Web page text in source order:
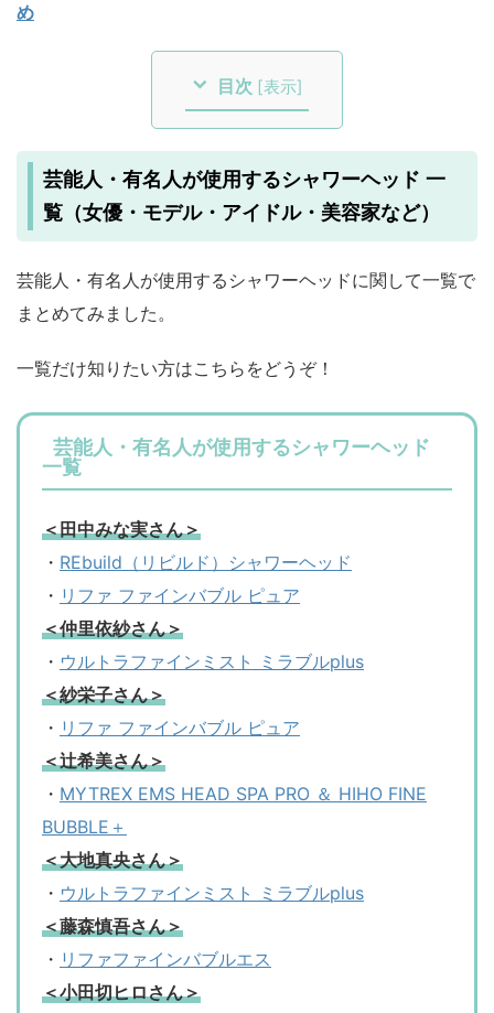
め
目次 [表示]
芸能人・有名人が使用するシャワーヘッド 一
覧（女優・モデル・アイドル・美容家など）
芸能人・有名人が使用するシャワーヘッドに関して一覧で
まとめてみました。
一覧だけ知りたい方はこちらをどうぞ！
芸能人・有名人が使用するシャワーヘッド
一覧
＜田中みな実さん＞
・ REbuild（リビルド）シャワーヘッド
・ リファ ファインバブル ピュア
＜仲里依紗さん＞
・ ウルトラファインミスト ミラブルplus
＜紗栄子さん＞
・ リファ ファインバブル ピュア
＜辻希美さん＞
・ MYTREX EMS HEAD SPA PRO ＆ HIHO FINE
BUBBLE＋
＜大地真央さん＞
・ ウルトラファインミスト ミラブルplus
＜藤森慎吾さん＞
・ リファファインバブルエス
＜小田切ヒロさん＞